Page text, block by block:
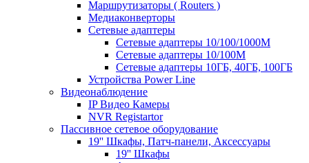
Маршрутизаторы ( Routers )
Медиаконверторы
Сетевые адаптеры
Сетевые адаптеры 10/100/1000М
Сетевые адаптеры 10/100M
Сетевые адаптеры 10ГБ, 40ГБ, 100ГБ
Устройства Power Line
Видеонаблюдение
IP Видео Камеры
NVR Registartor
Пассивное сетевое оборудование
19'' Шкафы, Патч-панели, Аксессуары
19'' Шкафы